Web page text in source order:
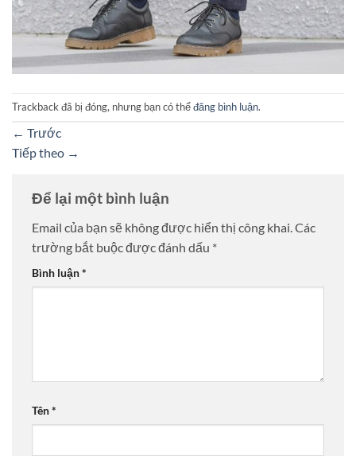
Trackback đã bị đóng, nhưng bạn có thểđăng bình luận.
← Trước
Tiếp theo →
Để lại một bình luận
Email của bạn sẽ không được hiển thị công khai.Các
trường bắt buộc được đánh dấu *
Bình luận*
Tên*